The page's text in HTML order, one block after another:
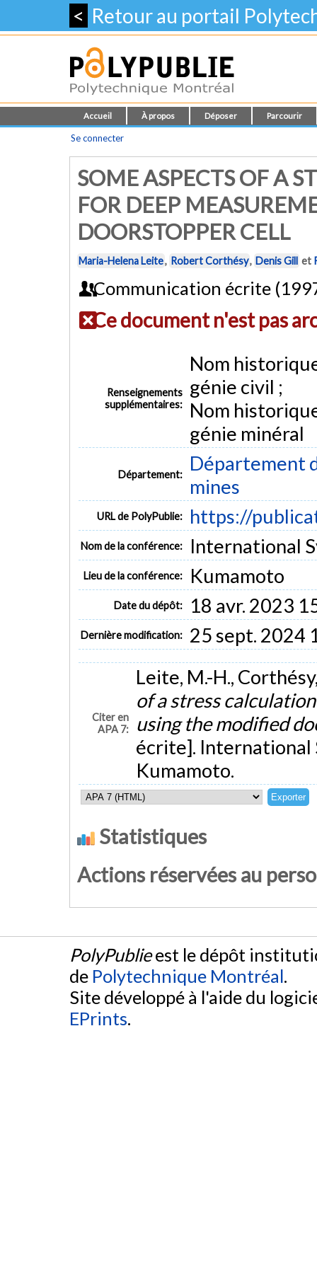
< Retour au portail
Accueil À propos Déposer Parcourir
Se connecter
SOME ASPECTS OF A
FOR DEEP
DOORSTOPPER CELL
Maria-Helena Leite, Robert Corthésy, Denis Gill et
Communication écrite
Ce document n'est pas
Renseignements
supplémentaires:
Nom
génie civil ;
Nom
génie minéral
Département:
Département
mines
URL de PolyPublie: https://
Nom de la conférence: International
Lieu de la conférence: Kumamoto
Date du dépôt: 18 avr. 2023
Dernière modification: 25 sept. 2024
Citer en
APA 7:
Leite, M.-H.,
of a stress
using the modified
écrite]. International
Kumamoto.
Statistiques
Actions réservées au
PolyPublieest le dépôt
de Polytechnique Montréal.
Site développé à l'aide du
EPrints.